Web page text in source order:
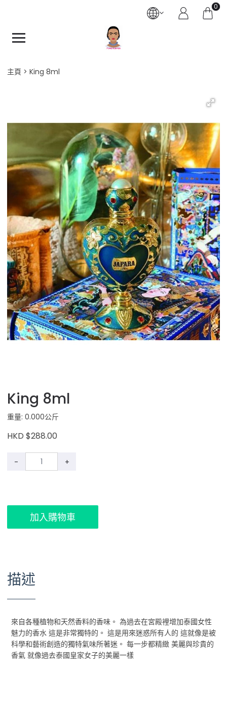
0
主頁 King 8ml
King 8ml
重量: 0.000公斤
HKD $288.00
- +
加入購物車
描述
來自各種植物和天然香料的香味。 為過去在宮殿裡增加泰國女性
魅力的香水 這是非常獨特的。 這是用來迷惑所有人的 這就像是被
科學和藝術創造的獨特氣味所著迷。 每一步都精緻 美麗與珍貴的
香氣 就像過去泰國皇家女子的美麗一樣